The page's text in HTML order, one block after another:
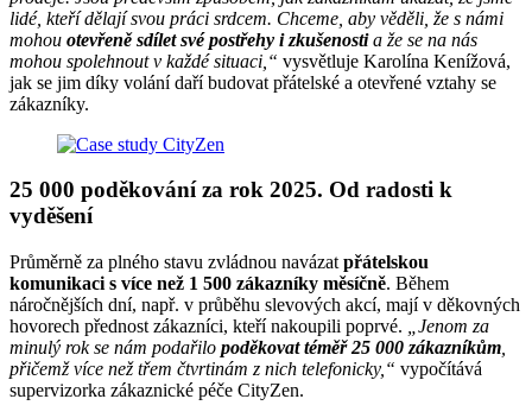
lidé, kteří dělají svou práci srdcem. Chceme, aby věděli, že s námi
mohou otevřeně sdílet své postřehy i zkušenostia že se na nás
mohou spolehnout v každé situaci,“ vysvětluje Karolína Kenížová,
jak se jim díky volání daří budovat přátelské a otevřené vztahy se
zákazníky.
25 000 poděkování za rok 2025. Od radosti k
vyděšení
Průměrně za plného stavu zvládnou navázat přátelskou
komunikaci s více než 1 500 zákazníky měsíčně. Během
náročnějších dní, např. v průběhu slevových akcí, mají v děkovných
hovorech přednost zákazníci, kteří nakoupili poprvé.
„Jenom za
minulý rok se nám podařilo poděkovat téměř 25 000 zákazníkům
přičemž více než třem čtvrtinám z nich telefonicky,“ vypočítává
supervizorka zákaznické péče CityZen.